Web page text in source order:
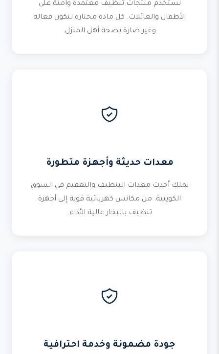
نستخدم منتجات تنظيف معتمدة وآمنة على
الأطفال والعائلات. كل مادة مختارة لتكون فعالة
وغير ضارة بصحة أهل المنزل.
معدات حديثة وأجهزة متطورة
نملك أحدث معدات التنظيف والتعقيم في السوق
الكويتية. من مكانس كهربائية قوية إلى أجهزة
تنظيف بالبخار عالية الأداء.
جودة مضمونة وخدمة احترافية